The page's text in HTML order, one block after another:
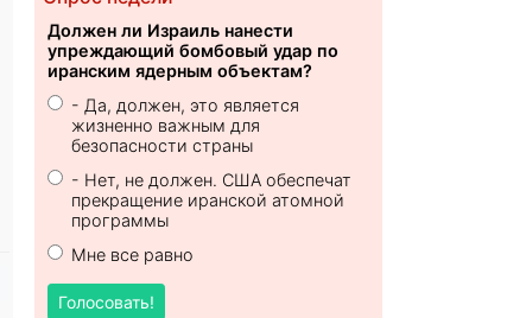
Должен ли Израиль нанести
упреждающий бомбовый удар по
иранским ядерным объектам?
- Да, должен, это является
жизненно важным для
безопасности страны
- Нет, не должен. США обеспечат
прекращение иранской атомной
программы
Мне все равно
Голосовать!